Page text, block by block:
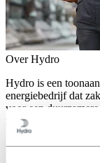
Over Hydro
Hydro is een
energiebedrijf dat
voor een
meer dan 140
Ga naar: